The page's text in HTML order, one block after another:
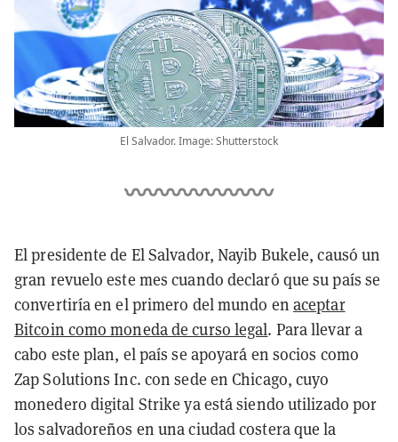
El Salvador. Image: Shutterstock
El presidente de El Salvador, Nayib Bukele, causó un
gran revuelo este mes cuando declaró que su país se
convertiría en el primero del mundo en aceptar
Bitcoin como moneda de curso legal. Para llevar a
cabo este plan, el país se apoyará en socios como
Zap Solutions Inc. con sede en Chicago, cuyo
monedero digital Strike ya está siendo utilizado por
los salvadoreños en una ciudad costera que la